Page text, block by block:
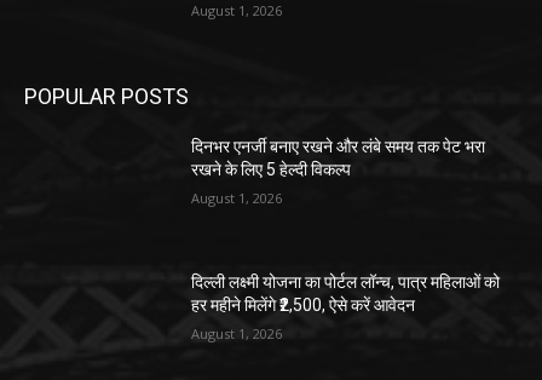
August 1, 2026
POPULAR POSTS
दिनभर एनर्जी बनाए रखने और लंबे समय तक पेट भरा
रखने के लिए 5 हेल्दी विकल्प
August 1, 2026
दिल्ली लक्ष्मी योजना का पोर्टल लॉन्च, पात्र महिलाओं को
हर महीने मिलेंगे ₹2,500, ऐसे करें आवेदन
August 1, 2026